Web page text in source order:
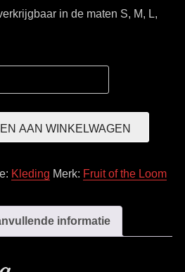
in de maten S, M, L,
AAN WINKELWAGEN
Kleding Merk: Fruit of the Loom
informatie